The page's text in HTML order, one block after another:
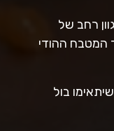
רחב של
המטבח ההודי
בול